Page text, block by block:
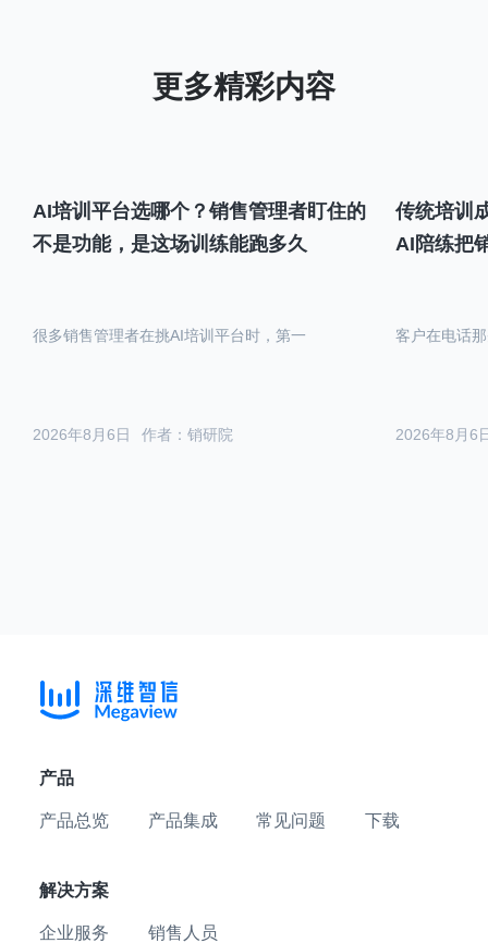
AI培训平台选哪个？销售管理者盯住的
不是功能，是这场训练能跑多久
作者：销研院
2026年8月6日
很多销售管理者在挑AI培训平台时，第一
传统培训
AI陪练把
2026年8月6
客户在电话
产品
产品总览 产品集成 常见问题 下载
解决方案
企业服务 销售人员